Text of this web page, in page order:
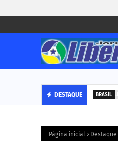
DESTAQUE BRASÍL
Página inicial Destaque